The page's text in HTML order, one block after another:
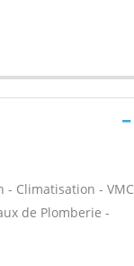
Climatisation - VMC
de Plomberie -